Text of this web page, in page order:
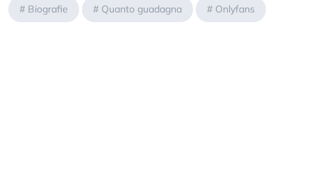
# Biografie # Quanto guadagna # Onlyfans